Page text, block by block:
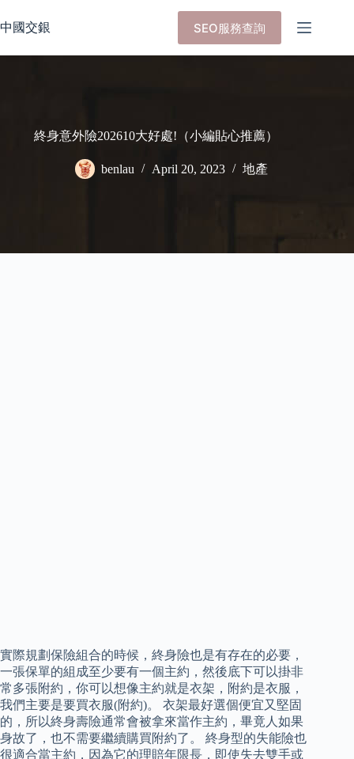
to
content
中國交銀 SEO服務查詢
終身意外險202610大好處!（小編貼心推薦）
benlau April 20, 2023 地產
實際規劃保險組合的時候，終身險也是有存在的必要，
一張保單的組成至少要有一個主約，然後底下可以掛非
常多張附約，你可以想像主約就是衣架，附約是衣服，
我們主要是要買衣服(附約)。 衣架最好選個便宜又堅固
的，所以終身壽險通常會被拿來當作主約，畢竟人如果
身故了，也不需要繼續購買附約了。 終身型的失能險也
很適合當主約，因為它的理賠年限長，即使失去雙手或